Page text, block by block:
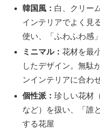
韓国風： 白、クリー
インテリアでよく見
使い、「ふわふわ感
ミニマル：花材を最
したデザイン。無駄
ンインテリアに合わ
個性派：珍しい花材
など）を扱い、「誰
する花屋